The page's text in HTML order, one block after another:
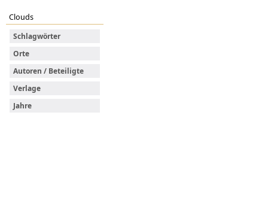
Clouds
Schlagwörter
Orte
Autoren / Beteiligte
Verlage
Jahre